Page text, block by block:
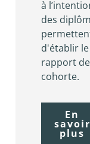
à
des
d'établir le
rapport de
cohorte.
En
savoir
plus